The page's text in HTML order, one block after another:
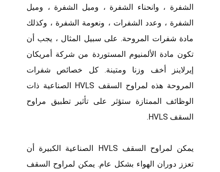
الشفرة ، وانحناء الشفرة ، وميل الشفرة ، وميل
الشفرة ، وعدد الشفرات ، ونعومة الشفرة ، وكذلك
مادة شفرات المروحة. على سبيل المثال ، يجب أن
تكون مادة الألمنيوم المستوردة من شركة أمريكان
إيرلاينز أخف وزنا ومتينة. كل خصائص شفرات
المروحة هذه لمراوح السقف HVLS الصناعية ذات
الوظائف الممتازة ستؤثر على تأثير تطبيق مراوح
السقف HVLS.
يمكن لمراوح السقف HVLS الصناعية الكبيرة أن
تعزز دوران الهواء بشكل عام. يمكن لمراوح السقف